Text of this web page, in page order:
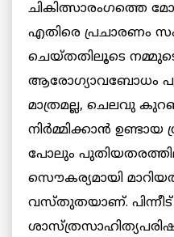
ചികിത്സാരംഗത്തെ
എതിരെ പ്രചാരണം
ചെയ്തതിലൂടെ നമ്മുടെ
ആരോഗ്യാവബോധം
മാത്രമല്ല, ചെലവു
നിര്‍മ്മിക്കാന്‍
പോലും
സൌകര്യമായി
വസ്തുതയാണ്. പിന്നീട്